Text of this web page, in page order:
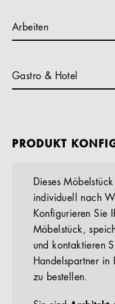
Arbeiten
Gastro & Hotel
PRODUKT
Dieses
individuell nach
Konfigurieren Sie
Möbelstück,
und kontaktieren
Handelspartner in
zu bestellen.